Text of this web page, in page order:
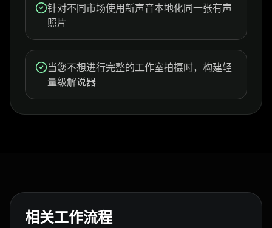
针对不同市场使用新声音本地化同一张有声
照片
当您不想进行完整的工作室拍摄时，构建轻
量级解说器
相关工作流程